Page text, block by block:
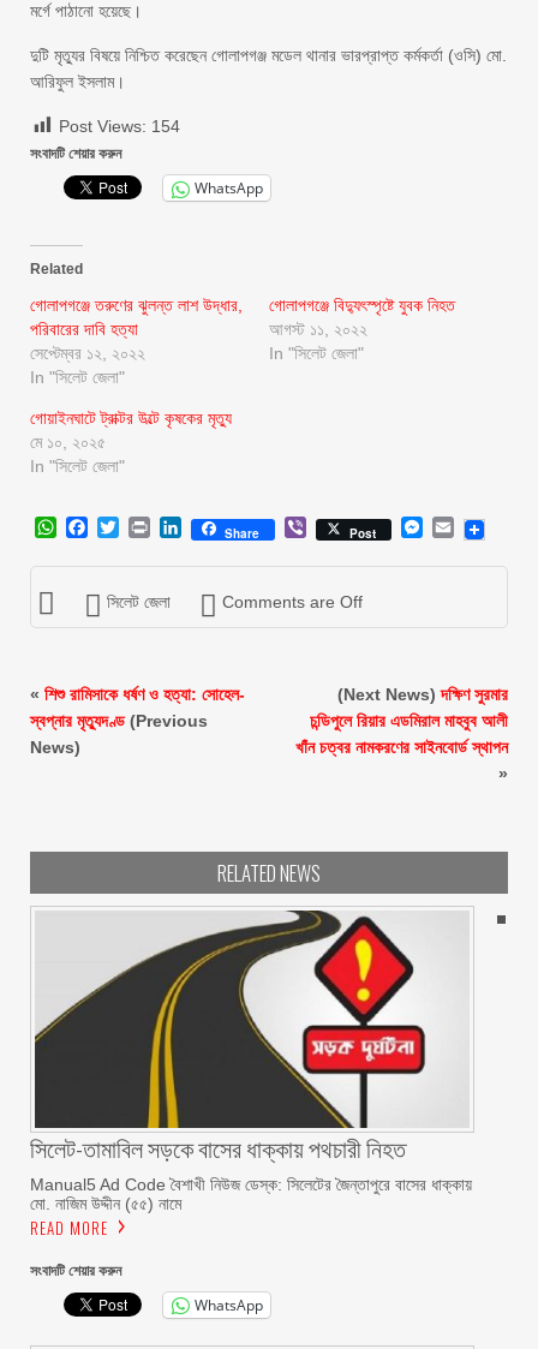
মর্গে পাঠানো হয়েছে।
দুটি মৃত্যুর বিষয়ে নিশ্চিত করেছেন গোলাপগঞ্জ মডেল থানার ভারপ্রাপ্ত কর্মকর্তা (ওসি) মো.
আরিফুল ইসলাম।
Post Views: 154
সংবাদটি শেয়ার করুন
WhatsApp
Related
গোলাপগঞ্জে তরুণের ঝুলন্ত লাশ উদ্ধার,
পরিবারের দাবি হত্যা
সেপ্টেম্বর ১২, ২০২২
In "সিলেট জেলা"
গোলাপগঞ্জে বিদ্যুৎস্পৃষ্টে যুবক নিহত
আগস্ট ১১, ২০২২
In "সিলেট জেলা"
গোয়াইনঘাটে ট্রাক্টর উল্টে কৃষকের মৃত্যু
মে ১০, ২০২৫
In "সিলেট জেলা"
WhatsApp
Facebook
Twitter
Print LinkedIn
Share ViberPost Messenger
Email
সিলেট জেলা Comments are Off
« শিশু রামিসাকে ধর্ষণ ও হত্যা: সোহেল-
স্বপ্নার মৃত্যুদণ্ড(Previous
News)
(Next News)দক্ষিণ সুরমার
চন্ডিপুলে রিয়ার এডমিরাল মাহবুব আলী
খাঁন চত্বর নামকরণের সাইনবোর্ড স্থাপন
»
RELATED NEWS
সিলেট-তামাবিল সড়কে বাসের ধাক্কায় পথচারী নিহত
Manual5 Ad Code বৈশাখী নিউজ ডেস্ক: সিলেটের জৈন্তাপুরে বাসের ধাক্কায়
মো. নাজিম উদ্দীন (৫৫) নামে
READ MORE
সংবাদটি শেয়ার করুন
WhatsApp